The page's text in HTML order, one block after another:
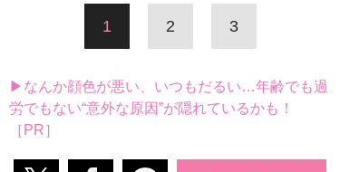
1 2 3
▶なんか顔色が悪い、いつもだるい…年齢でも過
労でもない“意外な原因”が隠れているかも！
［PR］